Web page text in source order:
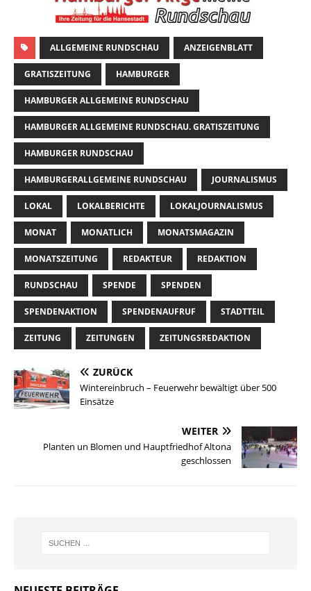
ALLGEMEINE RUNDSCHAU ANZEIGENBLATT
GRATISZEITUNG HAMBURGER
HAMBURGER ALLGEMEINE RUNDSCHAU
HAMBURGER ALLGEMEINE RUNDSCHAU. GRATISZEITUNG
HAMBURGER RUNDSCHAU
HAMBURGERALLGEMEINE RUNDSCHAU JOURNALISMUS
LOKAL LOKALBERICHTE LOKALJOURNALISMUS
MONAT MONATLICH MONATSMAGAZIN
MONATSZEITUNG REDAKTEUR REDAKTION
RUNDSCHAU SPENDE SPENDEN
SPENDENAKTION SPENDENAUFRUF STADTTEIL
ZEITUNG ZEITUNGEN ZEITUNGSREDAKTION
ZURÜCK
Wintereinbruch – Feuerwehr bewältigt über 500
Einsätze
WEITER
Planten un Blomen und Hauptfriedhof Altona
geschlossen